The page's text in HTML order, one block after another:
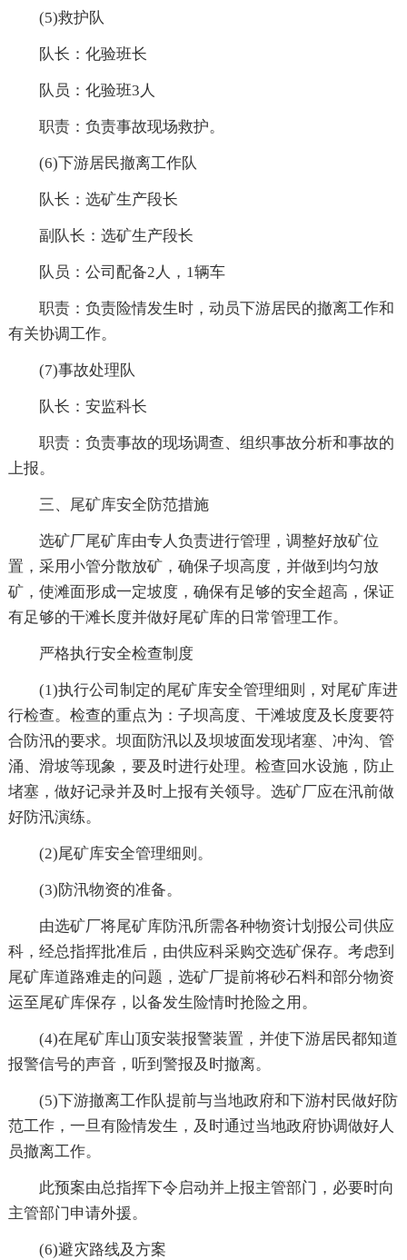
(5)救护队
队长：化验班长
队员：化验班3人
职责：负责事故现场救护。
(6)下游居民撤离工作队
队长：选矿生产段长
副队长：选矿生产段长
队员：公司配备2人，1辆车
职责：负责险情发生时，动员下游居民的撤离工作和
有关协调工作。
(7)事故处理队
队长：安监科长
职责：负责事故的现场调查、组织事故分析和事故的
上报。
三、尾矿库安全防范措施
选矿厂尾矿库由专人负责进行管理，调整好放矿位
置，采用小管分散放矿，确保子坝高度，并做到均匀放
矿，使滩面形成一定坡度，确保有足够的安全超高，保证
有足够的干滩长度并做好尾矿库的日常管理工作。
严格执行安全检查制度
(1)执行公司制定的尾矿库安全管理细则，对尾矿库进
行检查。检查的重点为：子坝高度、干滩坡度及长度要符
合防汛的要求。坝面防汛以及坝坡面发现堵塞、冲沟、管
涌、滑坡等现象，要及时进行处理。检查回水设施，防止
堵塞，做好记录并及时上报有关领导。选矿厂应在汛前做
好防汛演练。
(2)尾矿库安全管理细则。
(3)防汛物资的准备。
由选矿厂将尾矿库防汛所需各种物资计划报公司供应
科，经总指挥批准后，由供应科采购交选矿保存。考虑到
尾矿库道路难走的问题，选矿厂提前将砂石料和部分物资
运至尾矿库保存，以备发生险情时抢险之用。
(4)在尾矿库山顶安装报警装置，并使下游居民都知道
报警信号的声音，听到警报及时撤离。
(5)下游撤离工作队提前与当地政府和下游村民做好防
范工作，一旦有险情发生，及时通过当地政府协调做好人
员撤离工作。
此预案由总指挥下令启动并上报主管部门，必要时向
主管部门申请外援。
(6)避灾路线及方案